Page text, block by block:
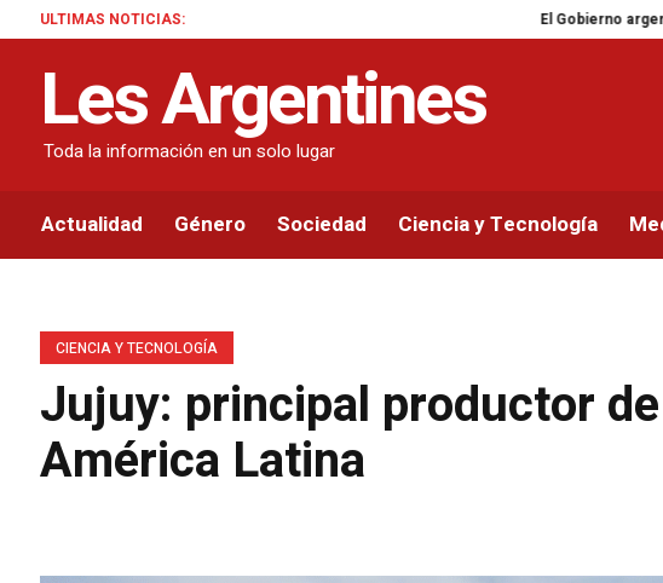
ULTIMAS NOTICIAS: El Gobierno argentino decide
Les Argentines
Toda la información en un solo lugar
Actualidad Género Sociedad Ciencia y Tecnología
CIENCIA Y TECNOLOGÍA
Jujuy: principal productor
América Latina